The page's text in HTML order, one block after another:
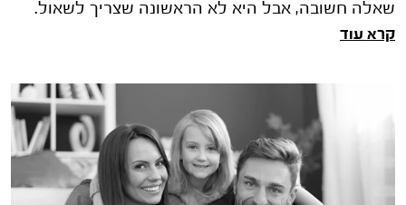
שאלה חשובה, אבל היא לא הראשונה שצריך לשאול.
לפני שבוחנים תשואות, מסלולי השקעה א
קרא עוד